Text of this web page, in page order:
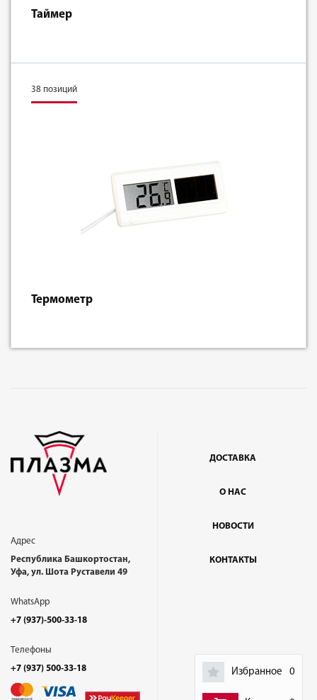
Избранное 0
Таймер
38 позиций
Термометр
Адрес
Республика Башкортостан,
Уфа, ул. Шота Руставели 49
WhatsApp
+7 (937)-500-33-18
Телефоны
+7 (937) 500-33-18
ДОСТАВКА
О НАС
НОВОСТИ
КОНТАКТЫ